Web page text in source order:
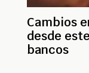
Cambios
desde
bancos